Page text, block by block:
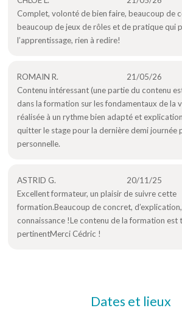
Complet, volonté de bien faire, beaucoup de
beaucoup de jeux de rôles et de pratique qui
l’apprentissage, rien à redire!
ROMAIN R. 21/05/26
Contenu intéressant (une partie du contenu
dans la formation sur les fondamentaux de la
réalisée à un rythme bien adapté et
quitter le stage pour la dernière demi journée
personnelle.
ASTRID G. 20/11/25
Excellent formateur, un plaisir de suivre cette
formation.Beaucoup de concret,
connaissance !Le contenu de la formation est
pertinentMerci Cédric !
Dates et lieux